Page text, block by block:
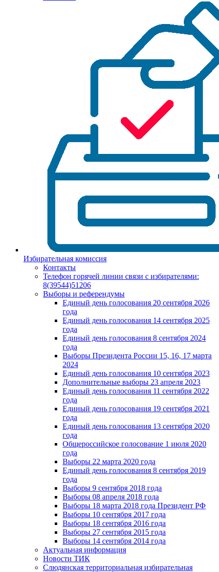
Избирательная комиссия
Контакты
Телефон горячей линии связи с избирателями:
8(39544)51206
Выборы и референдумы
Единый день голосования 20 сентября 2026
года
Единый день голосования 14 сентября 2025
года
Единый день голосования 8 сентября 2024
года
Выборы Президента России 15, 16, 17 марта
2024
Единый день голосования 10 сентября 2023
Дополнительные выборы 23 апреля 2023
Единый день голосования 11 сентября 2022
года
Единый день голосования 19 сентября 2021
года
Единый день голосования 13 сентября 2020
года
Общероссийское голосование 1 июля 2020
года
Выборы 22 марта 2020 года
Единый день голосования 8 сентября 2019
года
Выборы 9 сентября 2018 года
Выборы 08 апреля 2018 года
Выборы 18 марта 2018 года Президент РФ
Выборы 10 сентября 2017 года
Выборы 18 сентября 2016 года
Выборы 27 сентября 2015 года
Выборы 14 сентября 2014 года
Актуальная информация
Новости ТИК
Слюдянская территориальная избирательная